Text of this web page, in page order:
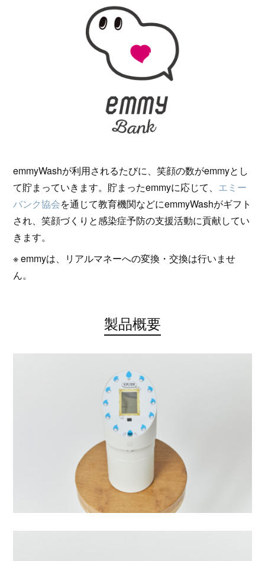
emmyWashが利用されるたびに、笑顔の数がemmyとし
て貯まっていきます。貯まったemmyに応じて、 エミー
バンク協会を通じて教育機関などにemmyWashがギフト
され、笑顔づくりと感染症予防の支援活動に貢献してい
きます。
※ emmyは、リアルマネーへの変換・交換は行いませ
ん。
製品概要